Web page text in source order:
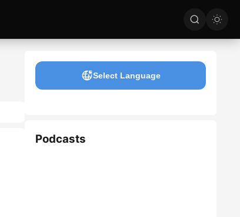
Select Language
Podcasts